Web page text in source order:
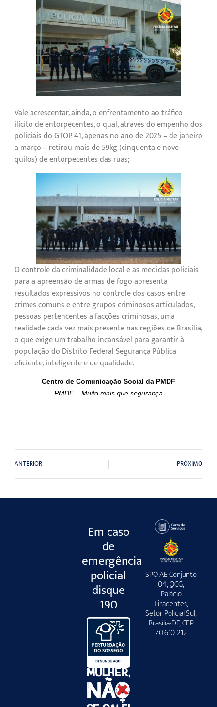
Vale acrescentar, ainda, o enfrentamento ao tráfico
ilícito de entorpecentes, o qual, através do empenho dos
policiais do GTOP 41, apenas no ano de 2025 – de janeiro
a março – retirou mais de 59kg (cinquenta e nove
quilos) de entorpecentes das ruas;
O controle da criminalidade local e as medidas policiais
para a apreensão de armas de fogo apresenta
resultados expressivos no controle dos casos entre
crimes comuns e entre grupos criminosos articulados,
pessoas pertencentes a facções criminosas, uma
realidade cada vez mais presente nas regiões de Brasília,
o que exige um trabalho incansável para garantir à
população do Distrito Federal Segurança Pública
eficiente, inteligente e de qualidade.
Centro de Comunicação Social da PMDF
PMDF – Muito mais que segurança
ANTERIOR PRÓXIMO
Em caso
de
emergência
policial
disque
190
SPO AE Conjunto
04, QCG,
Palácio
Tiradentes,
Setor Policial Sul,
Brasília-DF, CEP
70.610-212